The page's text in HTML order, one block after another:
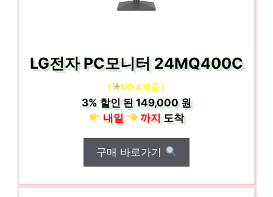
LG전자 PC모니터 24MQ400C
[ NO.4 제품 ]
3% 할인 된149,000 원
내일
까지도착
구매 바로가기